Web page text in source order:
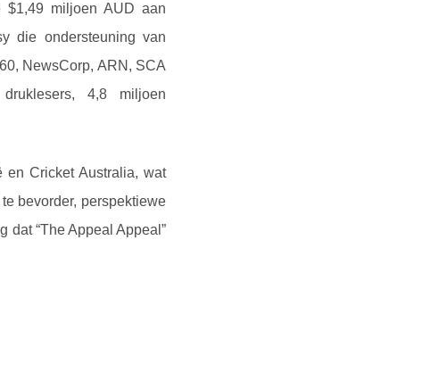
$1,49 miljoen AUD aan
die ondersteuning van
NewsCorp, ARN, SCA
4,8 miljoen
en Cricket Australia, wat
bevorder, perspektiewe
dat “The Appeal Appeal”